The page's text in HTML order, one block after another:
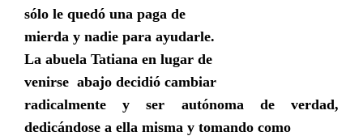
sólo le quedó una paga de
mierda y nadie para ayudarle.
La abuela Tatiana en lugar de
venirse abajo decidió cambiar
radicalmente y ser autónoma de verdad,
dedicándose a ella misma y tomando como